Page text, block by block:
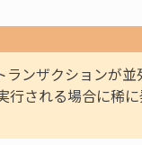
ランザクションが並
行される場合に稀